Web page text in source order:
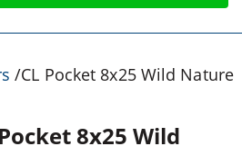
/CL Pocket 8x25 Wild Nature
8x25 Wild